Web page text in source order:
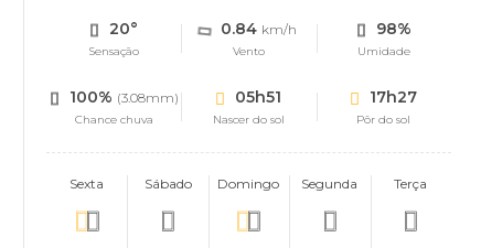
20°
Sensação
0.84 km/h
Vento
98%
Umidade
100% (3.08mm)
Chance chuva
05h51
Nascer do sol
17h27
Pôr do sol
Sexta Sábado Domingo Segunda Terça